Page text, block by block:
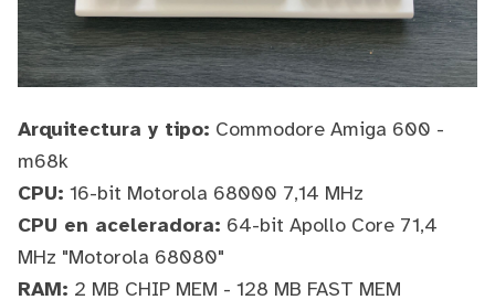
Arquitectura y tipo: Commodore Amiga 600 -
m68k
CPU: 16-bit Motorola 68000 7,14 MHz
CPU en aceleradora: 64-bit Apollo Core 71,4
MHz "Motorola 68080"
RAM: 2 MB CHIP MEM - 128 MB FAST MEM